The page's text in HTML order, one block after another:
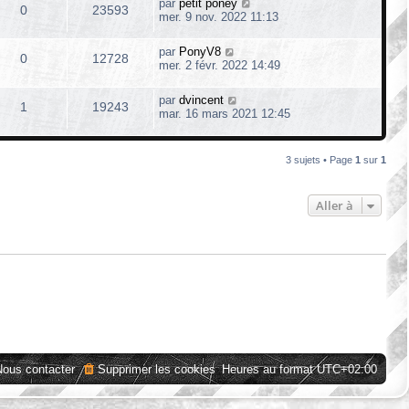
0 23593 par petit poney
mer. 9 nov. 2022 11:13
0 12728 par PonyV8
mer. 2 févr. 2022 14:49
1 19243 par dvincent
mar. 16 mars 2021 12:45
3 sujets • Page 1 sur 1
Aller à
Heures au formatUTC+02:00
Supprimer les cookies
contacter